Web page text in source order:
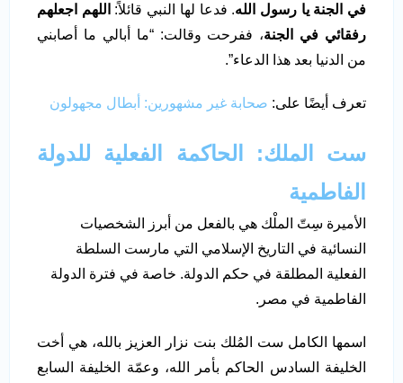
في الجنة يا رسول الله. فدعا لها النبي قائلاً: اللهم اجعلهم
رفقائي في الجنة، ففرحت وقالت: “ما أبالي ما أصابني
من الدنيا بعد هذا الدعاء”.
تعرف أيضًا على: صحابة غير مشهورين: أبطال مجهولون
ست الملك: الحاكمة الفعلية للدولة
الفاطمية
الأميرة سِتّ الملْك هي بالفعل من أبرز الشخصيات
النسائية في التاريخ الإسلامي التي مارست السلطة
الفعلية المطلقة في حكم الدولة. خاصة في فترة الدولة
الفاطمية في مصر.
اسمها الكامل ست المُلك بنت نزار العزيز بالله، هي أخت
الخليفة السادس الحاكم بأمر الله، وعمّة الخليفة السابع